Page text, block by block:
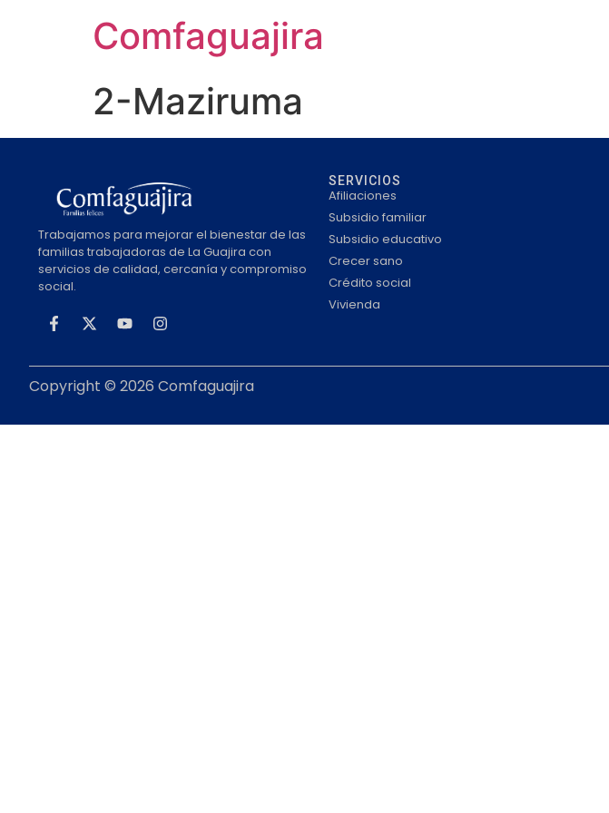
Comfaguajira
2-Maziruma
Trabajamos para mejorar el bienestar de las
familias trabajadoras de La Guajira con
servicios de calidad, cercanía y compromiso
social.
SERVICIOS
Afiliaciones
Subsidio familiar
Subsidio educativo
Crecer sano
Crédito social
Vivienda
Copyright © 2026 Comfaguajira